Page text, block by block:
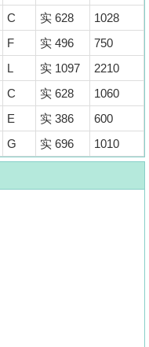
C 实 628
1028
F 实 496
750
L 实 1097
2210
C 实 628
1060
E 实 386
600
G 实 696 1010